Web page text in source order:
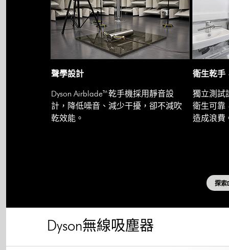
聲學設計
Dyson Airblade™ 乾手機採用靜音設
計，降低噪音、減少干擾，卻不減吹
乾效能。
衛生乾手
獨立測試
衛生可靠
造成浪費
探索
Dyson無線吸塵器